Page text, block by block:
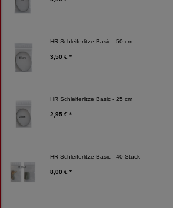
HR Schleiferlitze Basic - 50 cm
3,50 € *
HR Schleiferlitze Basic - 25 cm
2,95 € *
HR Schleiferlitze Basic - 40 Stück
8,00 € *